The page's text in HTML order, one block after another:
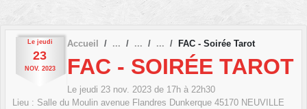
Le jeudi
23
NOV. 2023
Accueil FAC - Soirée Tarot
FAC - SOIRÉE TAROT
Le jeudi 23 nov. 2023 de 17h à 22h30
Lieu : Salle du Moulin avenue Flandres Dunkerque 45170 NEUVILLE